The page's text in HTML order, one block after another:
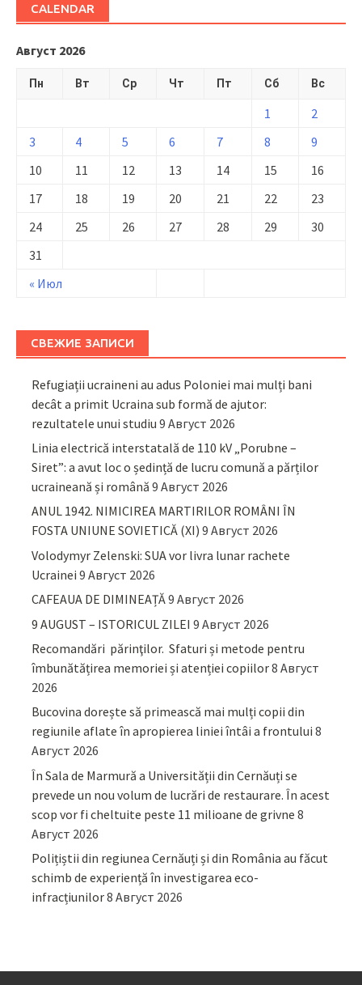
CALENDAR
Август 2026
Пн Вт Ср Чт Пт Сб Вс
« Июл
1
2
3
4 5 6 7 8
9
10
11 12 13 14 15
16
17
18 19 20 21 22
23
24
25 26 27 28 29
30
31
СВЕЖИЕ ЗАПИСИ
Refugiații ucraineni au adus Poloniei mai mulți bani
decât a primit Ucraina sub formă de ajutor:
rezultatele unui studiu 9 Август 2026
Linia electrică interstatală de 110 kV „Porubne –
Siret”: a avut loc o ședință de lucru comună a părților
ucraineană și română 9 Август 2026
ANUL 1942. NIMICIREA MARTIRILOR ROMÂNI ÎN
FOSTA UNIUNE SOVIETICĂ (XI) 9 Август 2026
Volodymyr Zelenski: SUA vor livra lunar rachete
Ucrainei 9 Август 2026
CAFEAUA DE DIMINEAȚĂ9 Август 2026
9 AUGUST – ISTORICUL ZILEI 9 Август 2026
Recomandări părinţilor. Sfaturi și metode pentru
îmbunătățirea memoriei și atenției copiilor8 Август
2026
Bucovina dorește să primească mai mulți copii din
regiunile aflate în apropierea liniei întâi a frontului 8
Август 2026
În Sala de Marmură a Universității din Cernăuți se
prevede un nou volum de lucrări de restaurare. În acest
scop vor fi cheltuite peste 11 milioane de grivne 8
Август 2026
Polițiștii din regiunea Cernăuți și din România au făcut
schimb de experiență în investigarea eco-
infracțiunilor8 Август 2026